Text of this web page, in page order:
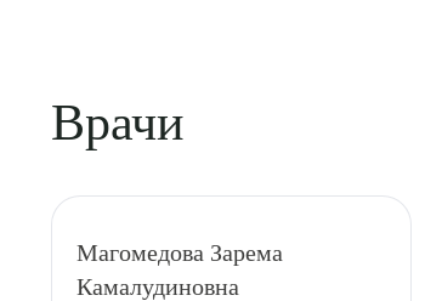
Врачи
Магомедова Зарема
Камалудиновна